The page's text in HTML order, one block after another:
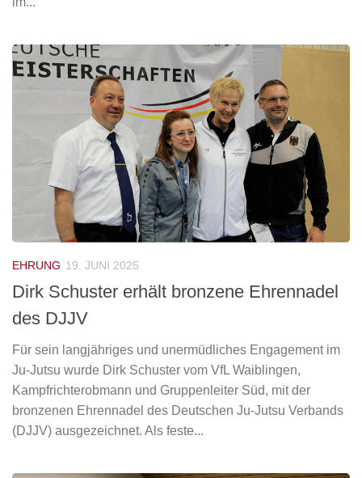
EHRUNG 19. JUNI 2025
Dirk Schuster erhält bronzene Ehrennadel
des DJJV
Für sein langjähriges und unermüdliches Engagement im
Ju-Jutsu wurde Dirk Schuster vom VfL Waiblingen,
Kampfrichterobmann und Gruppenleiter Süd, mit der
bronzenen Ehrennadel des Deutschen Ju-Jutsu Verbands
(DJJV) ausgezeichnet. Als feste...